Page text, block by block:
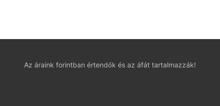
Az áraink forintban értendők és az áfát tartalmazzák!